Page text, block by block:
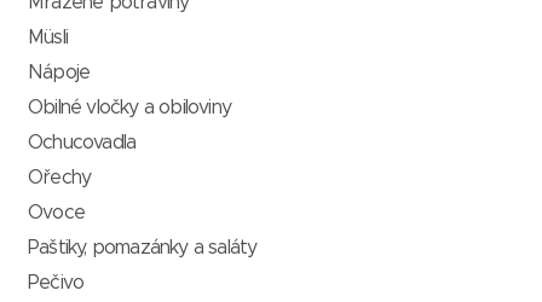
Müsli
Nápoje
Obilné vločky a obiloviny
Ochucovadla
Ořechy
Ovoce
Paštiky, pomazánky a saláty
Pečivo